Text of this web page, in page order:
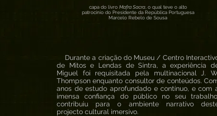
capa do livro Mafra Sacra, o qual teve o alto
patrocínio do Presidente da República Portuguesa
Marcelo Rebelo de Sousa
Durante a criação do Museu / Centro
de Mitos e Lendas de Sintra, a experiência
Miguel foi requisitada pela multinacional J.
Thompson enquanto consultor de conteúdos.
anos de estudo aprofundado e contínuo, e com
imensa confiança do público no seu
contribuiu para o ambiente narrativo
projecto cultural imersivo.